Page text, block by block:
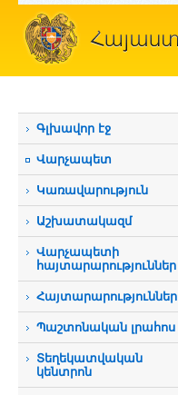
Գլխավոր էջ
Վարչապետ
Կառավարություն
Աշխատակազմ
Վարչապետի
հայտարարություններ
Հայտարարություններ
Պաշտոնական լրահոս
Տեղեկատվական
կենտրոն